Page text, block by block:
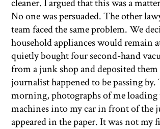
cleaner. I argued that this was a
No one was persuaded. The other
team faced the same problem. We
household appliances would remain
quietly bought four second-hand
from a junk shop and deposited
journalist happened to be passing by.
morning, photographs of me loading
machines into my car in front of the
appeared in the paper. It was not my